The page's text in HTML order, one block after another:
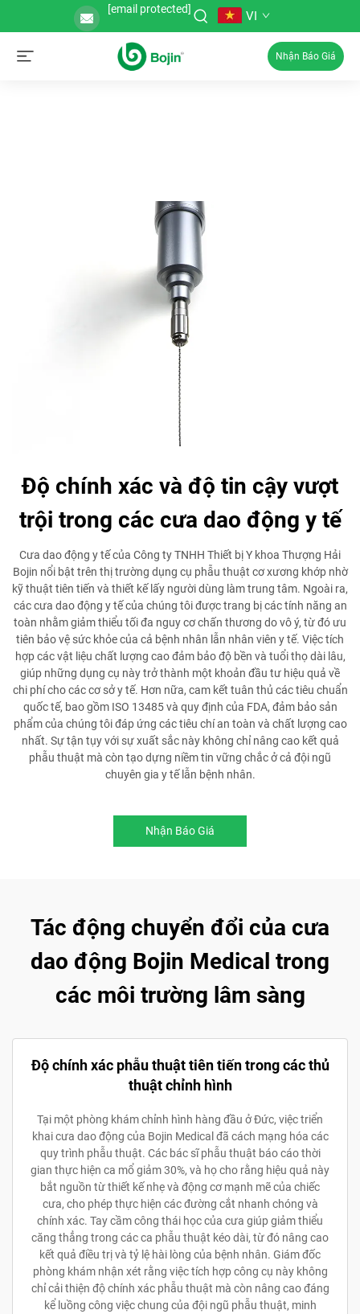
[email protected] VI
Nhận Báo Giá
Độ chính xác và độ tin cậy vượt
trội trong các cưa dao động y tế
Cưa dao động y tế của Công ty TNHH Thiết bị Y khoa Thượng Hải
Bojin nổi bật trên thị trường dụng cụ phẫu thuật cơ xương khớp nhờ
kỹ thuật tiên tiến và thiết kế lấy người dùng làm trung tâm. Ngoài ra,
các cưa dao động y tế của chúng tôi được trang bị các tính năng an
toàn nhằm giảm thiểu tối đa nguy cơ chấn thương do vô ý, từ đó ưu
tiên bảo vệ sức khỏe của cả bệnh nhân lẫn nhân viên y tế. Việc tích
hợp các vật liệu chất lượng cao đảm bảo độ bền và tuổi thọ dài lâu,
giúp những dụng cụ này trở thành một khoản đầu tư hiệu quả về
chi phí cho các cơ sở y tế. Hơn nữa, cam kết tuân thủ các tiêu chuẩn
quốc tế, bao gồm ISO 13485 và quy định của FDA, đảm bảo sản
phẩm của chúng tôi đáp ứng các tiêu chí an toàn và chất lượng cao
nhất. Sự tận tụy với sự xuất sắc này không chỉ nâng cao kết quả
phẫu thuật mà còn tạo dựng niềm tin vững chắc ở cả đội ngũ
chuyên gia y tế lẫn bệnh nhân.
Nhận Báo Giá
Tác động chuyển đổi của cưa
dao động Bojin Medical trong
các môi trường lâm sàng
Độ chính xác phẫu thuật tiên tiến trong các thủ
thuật chỉnh hình
Tại một phòng khám chỉnh hình hàng đầu ở Đức, việc triển
khai cưa dao động của Bojin Medical đã cách mạng hóa các
quy trình phẫu thuật. Các bác sĩ phẫu thuật báo cáo thời
gian thực hiện ca mổ giảm 30%, và họ cho rằng hiệu quả này
bắt nguồn từ thiết kế nhẹ và động cơ mạnh mẽ của chiếc
cưa, cho phép thực hiện các đường cắt nhanh chóng và
chính xác. Tay cầm công thái học của cưa giúp giảm thiểu
căng thẳng trong các ca phẫu thuật kéo dài, từ đó nâng cao
kết quả điều trị và tỷ lệ hài lòng của bệnh nhân. Giám đốc
phòng khám nhận xét rằng việc tích hợp công cụ này không
chỉ cải thiện độ chính xác phẫu thuật mà còn nâng cao đáng
kể luồng công việc chung của đội ngũ phẫu thuật, minh